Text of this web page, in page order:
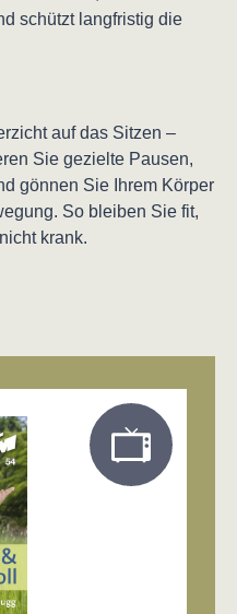
schützt langfristig die
auf das Sitzen –
Sie gezielte Pausen,
gönnen Sie Ihrem Körper
So bleiben Sie fit,
krank.